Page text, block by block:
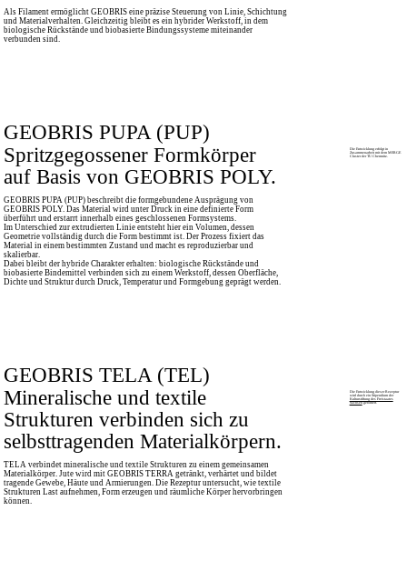
Als Filament ermöglicht GEOBRIS eine präzise Steuerung von Linie, Schichtung
und Materialverhalten. Gleichzeitig bleibt es ein hybrider Werkstoff, in dem
biologische Rückstände und biobasierte Bindungssysteme miteinander
verbunden sind.
GEOBRIS PUPA (PUP)
Spritzgegossener Formkörper
auf Basis von GEOBRIS POLY.
Die Entwicklung erfolgt in
Zusammenarbeit mit dem MERGE
Cluster der TU Chemnitz.
GEOBRIS PUPA (PUP) beschreibt die formgebundene Ausprägung von
GEOBRIS POLY. Das Material wird unter Druck in eine definierte Form
überführt und erstarrt innerhalb eines geschlossenen Formsystems.
Im Unterschied zur extrudierten Linie entsteht hier ein Volumen, dessen
Geometrie vollständig durch die Form bestimmt ist. Der Prozess fixiert das
Material in einem bestimmten Zustand und macht es reproduzierbar und
skalierbar.
Dabei bleibt der hybride Charakter erhalten: biologische Rückstände und
biobasierte Bindemittel verbinden sich zu einem Werkstoff, dessen Oberfläche,
Dichte und Struktur durch Druck, Temperatur und Formgebung geprägt werden.
GEOBRIS TELA (TEL)
Mineralische und textile
Strukturen verbinden sich zu
selbsttragenden Materialkörpern.
Die Entwicklung dieser Rezeptur
wird durch ein Stipendium der
Kulturstiftung des Freistaates
Sachsengefördert.
TELA verbindet mineralische und textile Strukturen zu einem gemeinsamen
Materialkörper. Jute wird mit GEOBRIS TERRA getränkt, verhärtet und bildet
tragende Gewebe, Häute und Armierungen. Die Rezeptur untersucht, wie textile
Strukturen Last aufnehmen, Form erzeugen und räumliche Körper hervorbringen
können.